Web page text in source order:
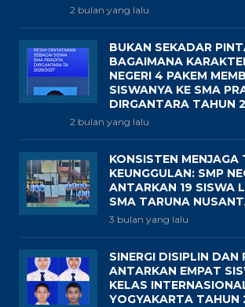
2 bulan yang lalu
BUKAN SEKADAR
BAGAIMANA
NEGERI 4 PAKEM
SISWANYA KE SMA
DIRGANTARA TAHUN
2 bulan yang lalu
KONSISTEN MENJAGA
KEUNGGULAN: SMP
ANTARKAN 19 SISWA
SMA TARUNA
3 bulan yang lalu
SINERGI DISIPLIN DAN
ANTARKAN EMPAT
KELAS
YOGYAKARTA TAHUN